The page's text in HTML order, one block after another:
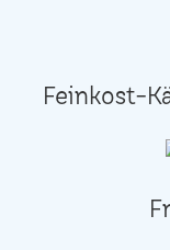
Feinkost-